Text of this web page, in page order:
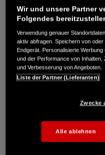
AUTO HARKE GMBH
Randersweide 59-63
21035 Hamburg
+49 40 735 935 0
DETAILS
Wir und unsere Partner
Folgendes
Verwendung genauer
aktiv abfragen. Speichern von
Endgerät. Personalisierte
und der Performance von
und Verbesserung von Angeboten.
Liste der Partner (Lieferanten)
Zwecke
Alle ablehnen